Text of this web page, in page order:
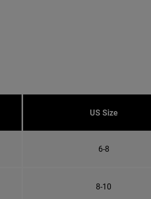
US Size
6-8
8-10